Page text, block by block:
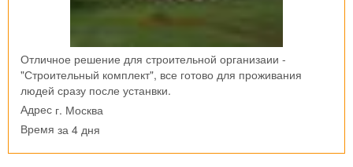
Отличное решение для строительной организаии -
"Строительный комплект", все готово для проживания
людей сразу после устанвки.
Адрес г. Москва
Время за 4 дня